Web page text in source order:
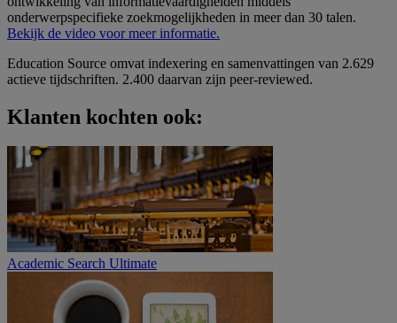
onderwerpspecifieke zoekmogelijkheden in meer dan 30 talen.
Bekijk de video voor meer informatie.
Education Source omvat indexering en samenvattingen van 2.629
actieve tijdschriften. 2.400 daarvan zijn peer-reviewed.
Klanten kochten ook:
Academic Search Ultimate